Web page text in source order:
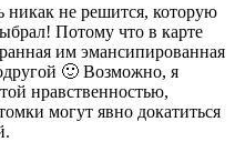
никак не решится, которую
Потому что в карте
им эмансипированная
🙂 Возможно, я
нравственностью,
могут явно докатиться